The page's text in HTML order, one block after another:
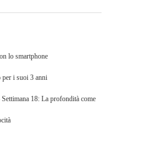
lo smartphone
i suoi 3 anni
18: La profondità come